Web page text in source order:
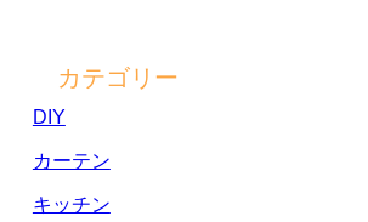
カテゴリー
DIY
カーテン
キッチン